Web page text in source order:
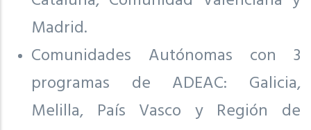
Madrid.
Comunidades Autónomas con 3
programas de ADEAC: Galicia,
Melilla, País Vasco y Región de